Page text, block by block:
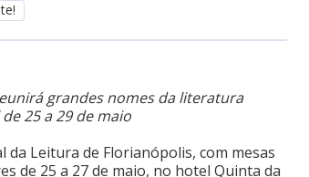
grandes nomes da literatura
25 a 29 de maio
da Leitura de Florianópolis, com mesas
de 25 a 27 de maio, no hotel Quinta da